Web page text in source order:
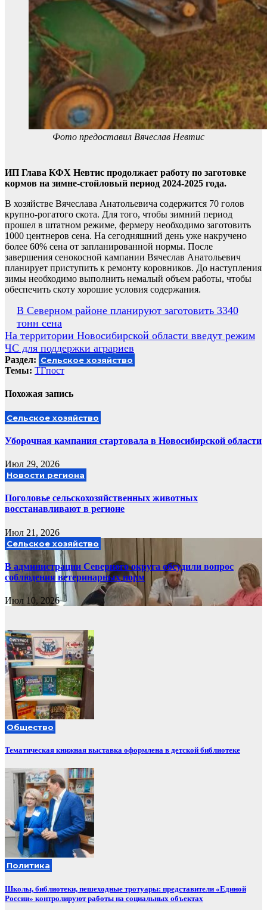
Фото предоставил Вячеслав Невтис
ИП Глава КФХ Невтис продолжает работу по заготовке
кормов на зимне-стойловый период 2024-2025 года.
В хозяйстве Вячеслава Анатольевича содержится 70 голов
крупно-рогатого скота. Для того, чтобы зимний период
прошел в штатном режиме, фермеру необходимо заготовить
1000 центнеров сена. На сегодняшний день уже накручено
более 60% сена от запланированной нормы. После
завершения сенокосной кампании Вячеслав Анатольевич
планирует приступить к ремонту коровников. До наступления
зимы необходимо выполнить немалый объем работы, чтобы
обеспечить скоту хорошие условия содержания.
Навигация
по
записям
В Северном районе планируют заготовить 3340
тонн сена
На территории Новосибирской области введут режим
ЧС для поддержки аграриев
Раздел: Сельское хозяйство
Темы: ТГпост
Похожая запись
Сельское хозяйство
Уборочная кампания стартовала в Новосибирской области
Июл 29, 2026
Новости региона
Поголовье сельскохозяйственных животных
восстанавливают в регионе
Июл 21, 2026
Сельское хозяйство
В администрации Северного округа обсудили вопрос
соблюдения ветеринарных норм
Июл 10, 2026
Общество
Тематическая книжная выставка оформлена в детской библиотеке
Политика
Школы, библиотеки, пешеходные тротуары: представители «Единой
России» контролируют работы на социальных объектах